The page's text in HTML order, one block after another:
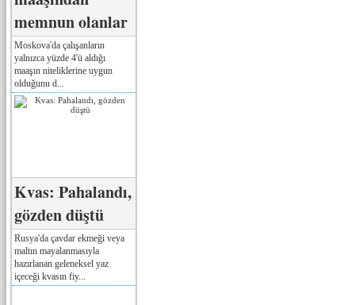
memnun olanlar
Moskova'da çalışanların
yalnızca yüzde 4'ü aldığı
maaşın niteliklerine uygun
olduğunu d...
Kvas: Pahalandı,
gözden düştü
Rusya'da çavdar ekmeği veya
maltın mayalanmasıyla
hazırlanan geleneksel yaz
içeceği kvasın fiy...